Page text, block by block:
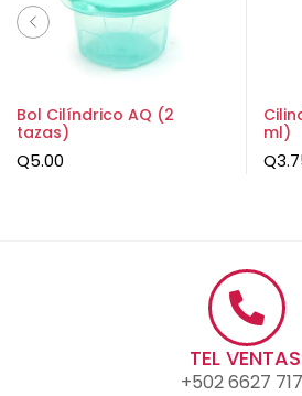
Bol Cilíndrico AQ (2
tazas)
Q5.00
ml)
Q
TEL
+502 6627